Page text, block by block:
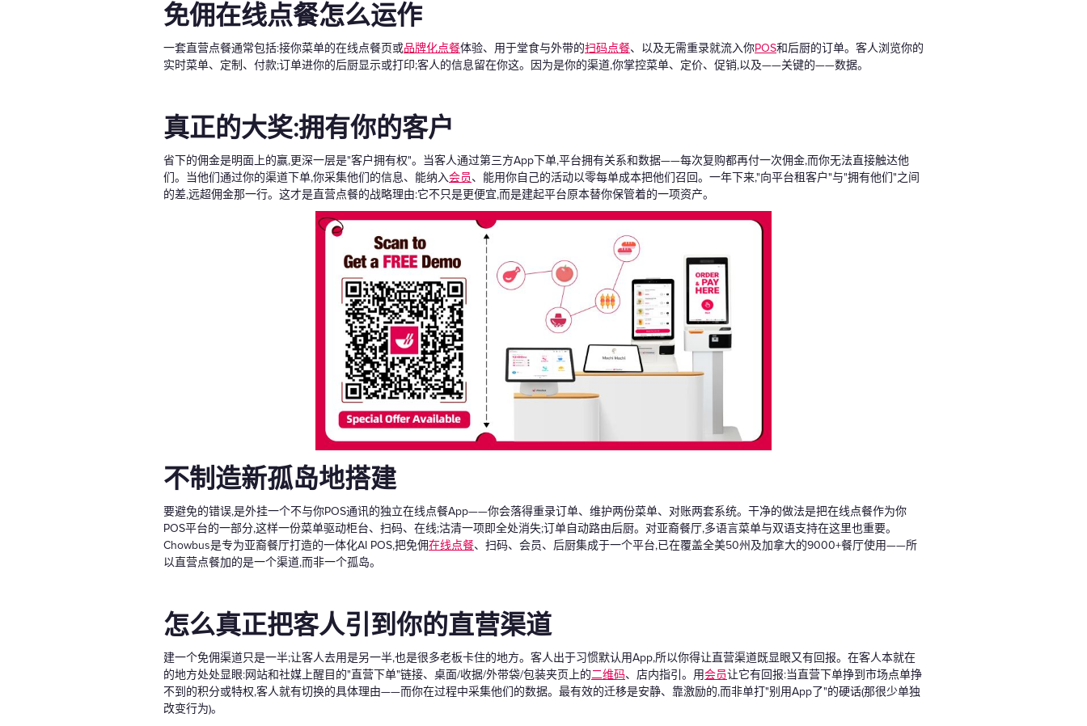
免佣在线点餐怎么运作
一套直营点餐通常包括:接你菜单的在线点餐页或品牌化点餐体验、用于堂食与外带的扫码点餐、以及无需重录就流入你POS和后厨的订单。客人浏览你的
实时菜单、定制、付款;订单进你的后厨显示或打印;客人的信息留在你这。因为是你的渠道,你掌控菜单、定价、促销,以及——关键的——数据。
真正的大奖:拥有你的客户
省下的佣金是明面上的赢,更深一层是"客户拥有权"。当客人通过第三方App下单,平台拥有关系和数据——每次复购都再付一次佣金,而你无法直接触达他
们。当他们通过你的渠道下单,你采集他们的信息、能纳入会员、能用你自己的活动以零每单成本把他们召回。一年下来,"向平台租客户"与"拥有他们"之间
的差,远超佣金那一行。这才是直营点餐的战略理由:它不只是更便宜,而是建起平台原本替你保管着的一项资产。
不制造新孤岛地搭建
要避免的错误,是外挂一个不与你POS通讯的独立在线点餐App——你会落得重录订单、维护两份菜单、对账两套系统。干净的做法是把在线点餐作为你
POS平台的一部分,这样一份菜单驱动柜台、扫码、在线;沽清一项即全处消失;订单自动路由后厨。对亚裔餐厅,多语言菜单与双语支持在这里也重要。
Chowbus是专为亚裔餐厅打造的一体化AI POS,把免佣在线点餐、扫码、会员、后厨集成于一个平台,已在覆盖全美50州及加拿大的9000+餐厅使用——所
以直营点餐加的是一个渠道,而非一个孤岛。
怎么真正把客人引到你的直营渠道
建一个免佣渠道只是一半;让客人去用是另一半,也是很多老板卡住的地方。客人出于习惯默认用App,所以你得让直营渠道既显眼又有回报。在客人本就在
的地方处处显眼:网站和社媒上醒目的"直营下单"链接、桌面/收据/外带袋/包装夹页上的二维码、店内指引。用会员让它有回报:当直营下单挣到市场点单挣
不到的积分或特权,客人就有切换的具体理由——而你在过程中采集他们的数据。最有效的迁移是安静、靠激励的,而非单打"别用App了"的硬话(那很少单独
改变行为)。